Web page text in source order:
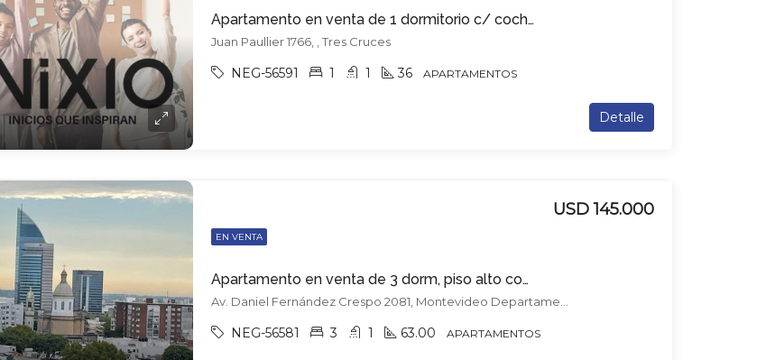
Apartamento en venta de 1 dormitorio c/ cochera en Tres Cruces
Juan Paullier 1766, , Tres Cruces
NEG-56591 1 1 36 APARTAMENTOS
Detalle
EN VENTA
Apartamento en venta de 3 dorm, piso alto con vista!!
USD 145.000
NEG-56581 3 1 63.00 APARTAMENTOS